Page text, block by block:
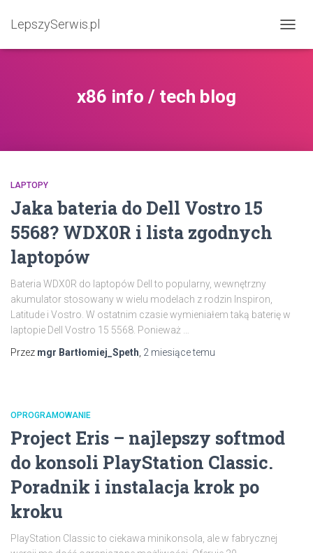
LepszySerwis.pl
x86 info / tech blog
LAPTOPY
Jaka bateria do Dell Vostro 15
5568? WDX0R i lista zgodnych
laptopów
Bateria WDX0R do laptopów Dell to popularny, wewnętrzny
akumulator stosowany w wielu modelach z rodzin Inspiron,
Latitude i Vostro. W ostatnim czasie wymieniałem taką baterię w
laptopie Dell Vostro 15 5568. Ponieważ
Przez mgr Bartłomiej_Speth 2 miesiącetemu
OPROGRAMOWANIE
Project Eris – najlepszy softmod
do konsoli PlayStation Classic.
Poradnik i instalacja krok po
kroku
PlayStation Classic to ciekawa minikonsola, ale w fabrycznej